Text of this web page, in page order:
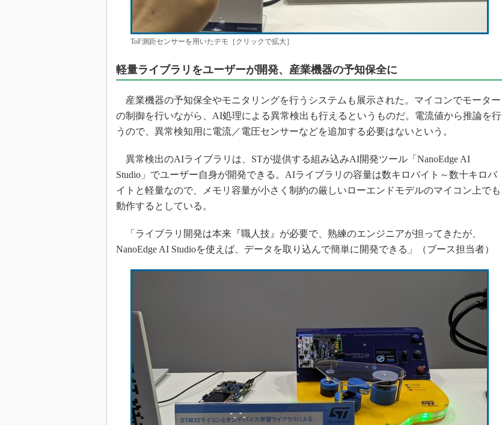
ToF測距センサーを用いたデモ［クリックで拡大］
軽量ライブラリをユーザーが開発、産業機器の予知保全に
産業機器の予知保全やモニタリングを行うシステムも展示された。マイコンでモーター
の制御を行いながら、AI処理による異常検出も行えるというものだ。電流値から推論を行
うので、異常検知用に電流／電圧センサーなどを追加する必要はないという。
異常検出のAIライブラリは、STが提供する組み込みAI開発ツール「NanoEdge AI
Studio」でユーザー自身が開発できる。AIライブラリの容量は数キロバイト～数十キロバ
イトと軽量なので、メモリ容量が小さく制約の厳しいローエンドモデルのマイコン上でも
動作するとしている。
「ライブラリ開発は本来『職人技』が必要で、熟練のエンジニアが担ってきたが、
NanoEdge AI Studioを使えば、データを取り込んで簡単に開発できる」（ブース担当者）